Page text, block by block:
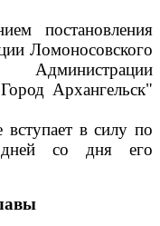
постановления
Ломоносовского
Администрации
Архангельск"
вступает в силу по
дней со дня его